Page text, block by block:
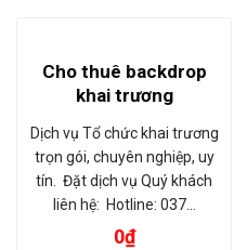
Cho thuê backdrop
khai trương
Dịch vụ Tổ chức khai trương
trọn gói, chuyên nghiệp, uy
tín. Đặt dịch vụ Quý khách
liên hệ: Hotline: 037…
0₫